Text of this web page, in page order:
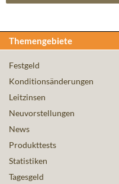
Themengebiete
Festgeld
Konditionsänderungen
Leitzinsen
Neuvorstellungen
News
Produkttests
Statistiken
Tagesgeld